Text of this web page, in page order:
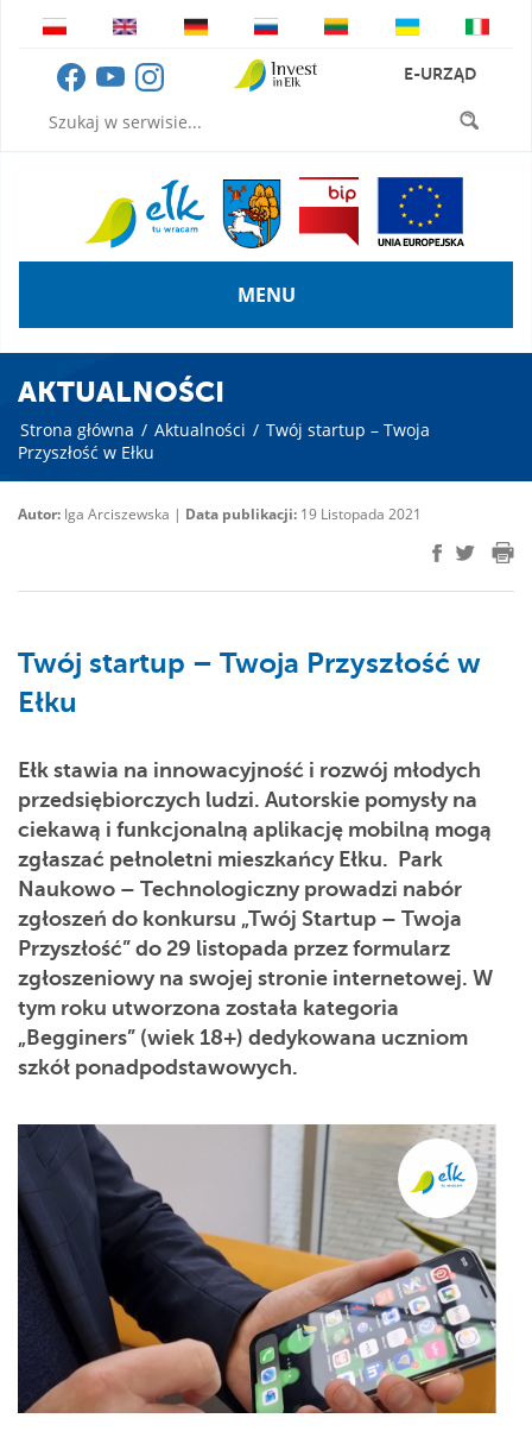
E-URZĄD
MENU
AKTUALNOŚCI
Strona główna / Aktualności / Twój startup – Twoja
Przyszłość w Ełku
Autor: Iga Arciszewska | Data publikacji: 19 Listopada 2021
Twój startup – Twoja Przyszłość w
Ełku
Ełk stawia na innowacyjność i rozwój młodych
przedsiębiorczych ludzi. Autorskie pomysły na
ciekawą i funkcjonalną aplikację mobilną mogą
zgłaszać pełnoletni mieszkańcy Ełku. Park
Naukowo – Technologiczny prowadzi nabór
zgłoszeń do konkursu „Twój Startup – Twoja
Przyszłość” do 29 listopada przez formularz
zgłoszeniowy na swojej stronie internetowej. W
tym roku utworzona została kategoria
„Begginers” (wiek 18+) dedykowana uczniom
szkół ponadpodstawowych.